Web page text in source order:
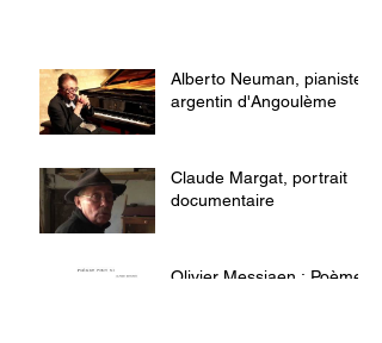
Alberto Neuman, pianiste
argentin d'Angoulème
Claude Margat, portrait
documentaire
Olivier Messiaen : Poème